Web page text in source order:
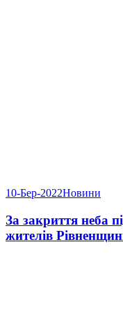
10-Бер-2022Новини
За закриття неба
жителів